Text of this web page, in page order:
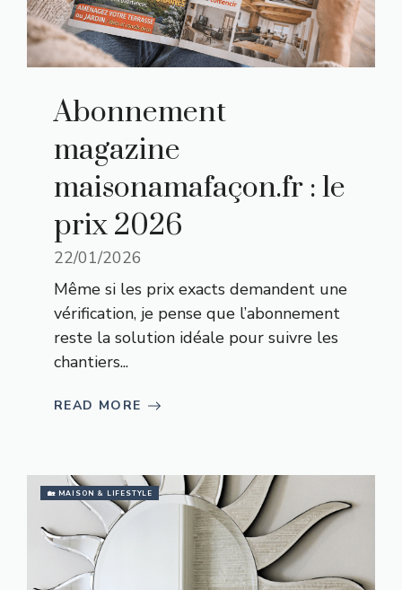
Abonnement
magazine
maisonamafaçon.fr : le
prix 2026
22/01/2026
Même si les prix exacts demandent une
vérification, je pense que l’abonnement
reste la solution idéale pour suivre les
chantiers...
READ MORE
🏡 MAISON & LIFESTYLE